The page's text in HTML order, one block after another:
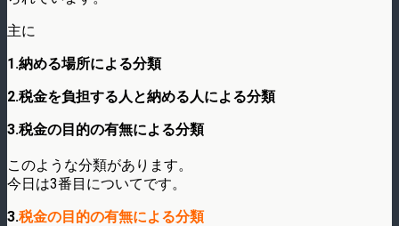
主に
1.納める場所による分類
2.税金を負担する人と納める人による分類
3.税金の目的の有無による分類
このような分類があります。
今日は3番目についてです。
3.税金の目的の有無による分類